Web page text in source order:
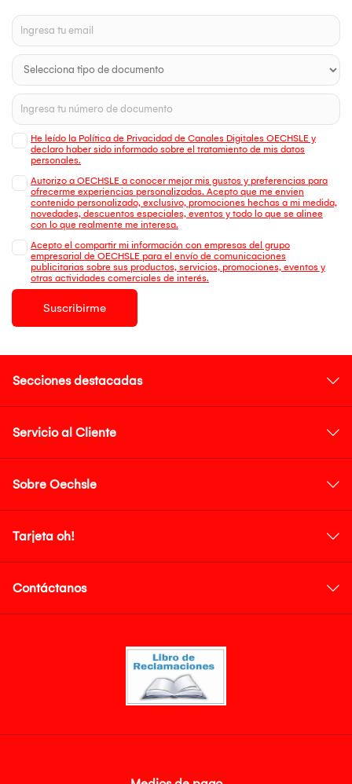
He leído la Política de Privacidad de Canales Digitales OECHSLE y
declaro haber sido informado sobre el tratamiento de mis datos
personales.
Autorizo a OECHSLE a conocer mejor mis gustos y preferencias para
ofrecerme experiencias personalizadas. Acepto que me envien
contenido personalizado, exclusivo, promociones hechas a mi medida,
novedades, descuentos especiales, eventos y todo lo que se alinee
con lo que realmente me interesa.
Acepto el compartir mi información con empresas del grupo
empresarial de OECHSLE para el envío de comunicaciones
publicitarias sobre sus productos, servicios, promociones, eventos y
otras actividades comerciales de interés.
Suscribirme
Secciones destacadas
Servicio al Cliente
Sobre Oechsle
Tarjeta oh!
Contáctanos